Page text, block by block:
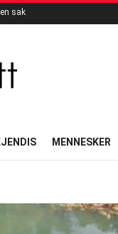
sak
MENNESKER